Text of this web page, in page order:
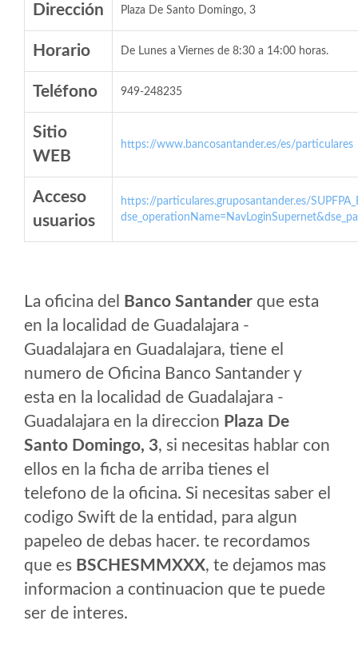
Dirección Plaza De Santo Domingo, 3
Horario De Lunes a Viernes de 8:30 a 14:00 horas.
Teléfono 949-248235
Sitio
WEB
https://www.bancosantander.es/es/particulares
Acceso
usuarios
https://particulares.gruposantander.es/
La oficina del Banco Santander que esta
en la localidad de Guadalajara -
Guadalajara en Guadalajara, tiene el
numero de Oficina Banco Santander y
esta en la localidad de Guadalajara -
Guadalajara en la direccion Plaza De
Santo Domingo, 3, si necesitas hablar con
ellos en la ficha de arriba tienes el
telefono de la oficina. Si necesitas saber el
codigo Swift de la entidad, para algun
papeleo de debas hacer. te recordamos
que es BSCHESMMXXX, te dejamos mas
informacion a continuacion que te puede
ser de interes.